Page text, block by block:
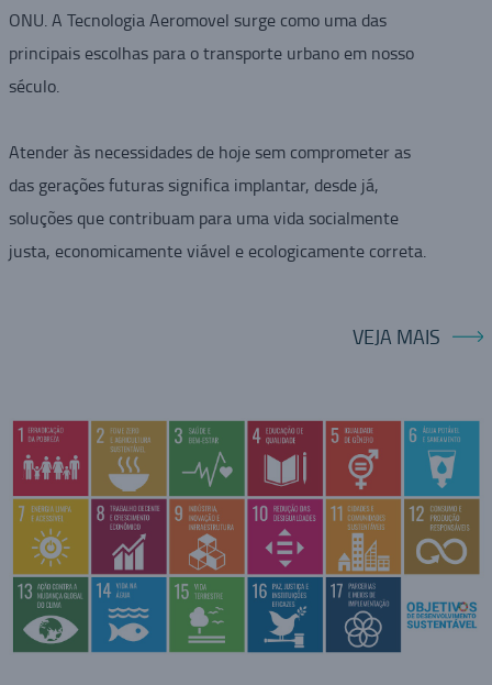
ONU. A Tecnologia Aeromovel surge como uma das
principais escolhas para o transporte urbano em nosso
século.
Atender às necessidades de hoje sem comprometer as
das gerações futuras significa implantar, desde já,
soluções que contribuam para uma vida socialmente
justa, economicamente viável e ecologicamente correta.
VEJA MAIS